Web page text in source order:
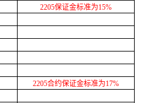
2205保证金标准为15%
2205合约保证金标准为17%